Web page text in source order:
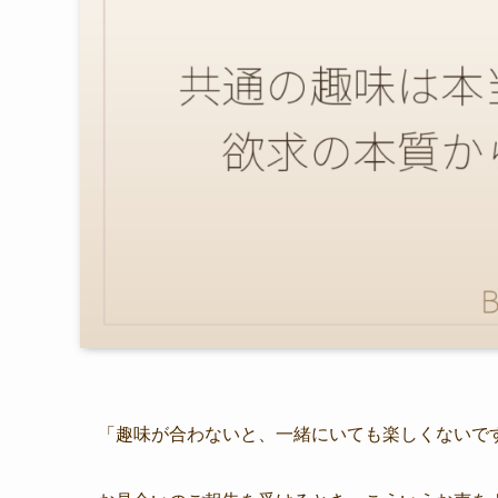
「趣味が合わないと、一緒にいても楽しくないで